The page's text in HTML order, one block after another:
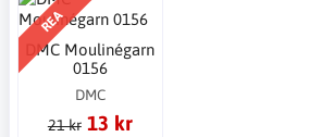
REA
DMC Moulinégarn
0156
DMC
21 kr 13 kr